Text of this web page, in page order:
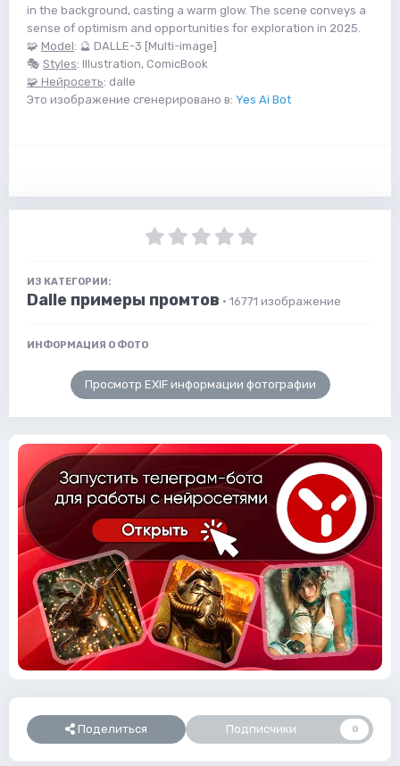
in the background, casting a warm glow. The scene conveys a
sense of optimism and opportunities for exploration in 2025.
🧩 Model: 🔮 DALLE-3 [Multi-image]
🎭 Styles: Illustration, ComicBook
🧩 Нейросеть: dalle
Это изображение сгенерировано в: Yes Ai Bot
ИЗ КАТЕГОРИИ:
Dalle примеры промтов · 16771 изображение
ИНФОРМАЦИЯ О ФОТО
Просмотр EXIF информации фотографии
Поделиться Подписчики 0